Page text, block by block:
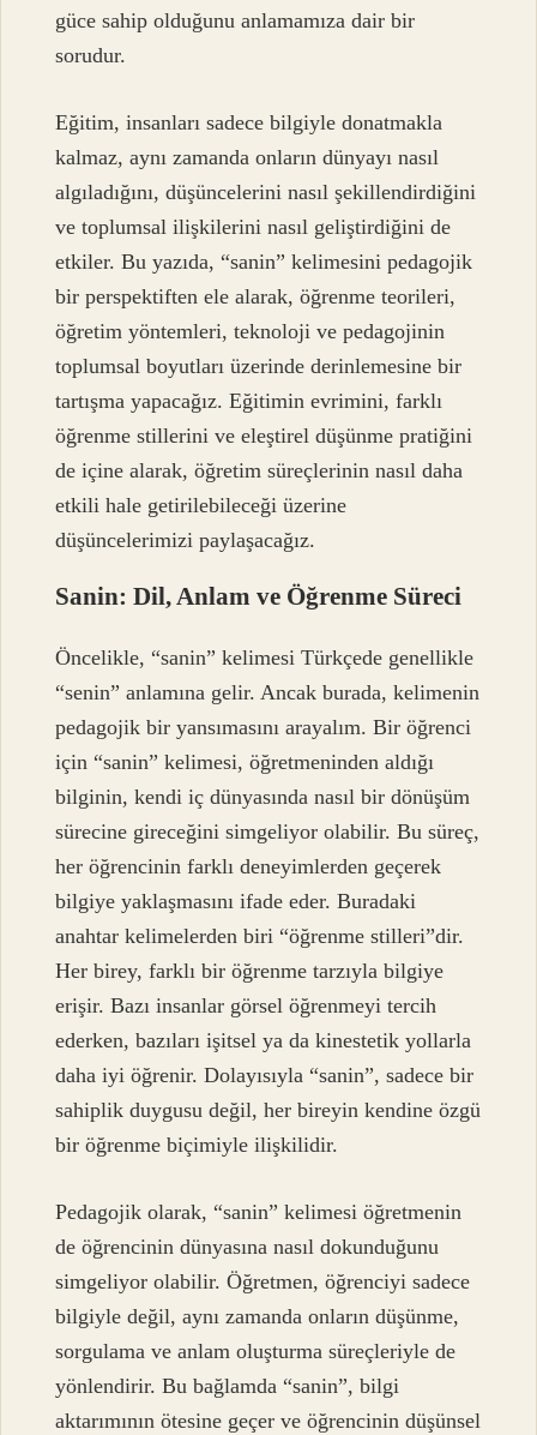
güce sahip olduğunu anlamamıza dair bir
sorudur.
Eğitim, insanları sadece bilgiyle donatmakla
kalmaz, aynı zamanda onların dünyayı nasıl
algıladığını, düşüncelerini nasıl şekillendirdiğini
ve toplumsal ilişkilerini nasıl geliştirdiğini de
etkiler. Bu yazıda, “sanin” kelimesini pedagojik
bir perspektiften ele alarak, öğrenme teorileri,
öğretim yöntemleri, teknoloji ve pedagojinin
toplumsal boyutları üzerinde derinlemesine bir
tartışma yapacağız. Eğitimin evrimini, farklı
öğrenme stillerini ve eleştirel düşünme pratiğini
de içine alarak, öğretim süreçlerinin nasıl daha
etkili hale getirilebileceği üzerine
düşüncelerimizi paylaşacağız.
Sanin: Dil, Anlam ve Öğrenme Süreci
Öncelikle, “sanin” kelimesi Türkçede genellikle
“senin” anlamına gelir. Ancak burada, kelimenin
pedagojik bir yansımasını arayalım. Bir öğrenci
için “sanin” kelimesi, öğretmeninden aldığı
bilginin, kendi iç dünyasında nasıl bir dönüşüm
sürecine gireceğini simgeliyor olabilir. Bu süreç,
her öğrencinin farklı deneyimlerden geçerek
bilgiye yaklaşmasını ifade eder. Buradaki
anahtar kelimelerden biri “öğrenme stilleri”dir.
Her birey, farklı bir öğrenme tarzıyla bilgiye
erişir. Bazı insanlar görsel öğrenmeyi tercih
ederken, bazıları işitsel ya da kinestetik yollarla
daha iyi öğrenir. Dolayısıyla “sanin”, sadece bir
sahiplik duygusu değil, her bireyin kendine özgü
bir öğrenme biçimiyle ilişkilidir.
Pedagojik olarak, “sanin” kelimesi öğretmenin
de öğrencinin dünyasına nasıl dokunduğunu
simgeliyor olabilir. Öğretmen, öğrenciyi sadece
bilgiyle değil, aynı zamanda onların düşünme,
sorgulama ve anlam oluşturma süreçleriyle de
yönlendirir. Bu bağlamda “sanin”, bilgi
aktarımının ötesine geçer ve öğrencinin düşünsel